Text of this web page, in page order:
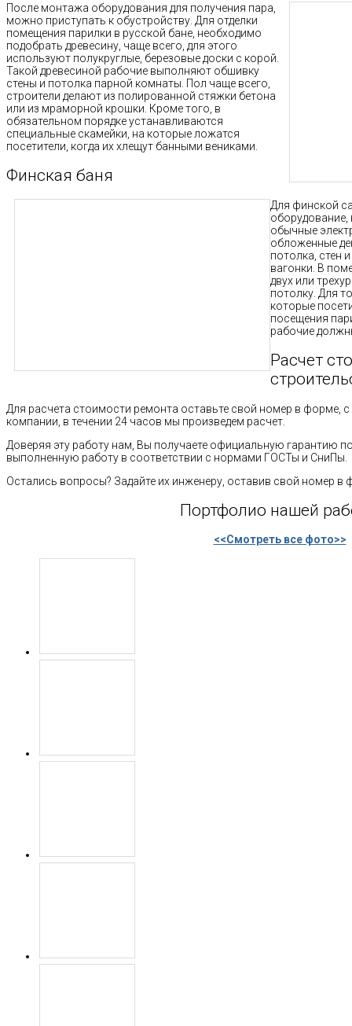
После монтажа оборудования для получения пара,
можно приступать к обустройству. Для отделки
помещения парилки в русской бане, необходимо
подобрать древесину, чаще всего, для этого
используют полукруглые, березовые доски с корой.
Такой древесиной рабочие выполняют обшивку
стены и потолка парной комнаты. Пол чаще всего,
строители делают из полированной стяжки бетона
или из мраморной крошки. Кроме того, в
обязательном порядке устанавливаются
специальные скамейки, на которые ложатся
посетители, когда их хлещут банными вениками.
Финская баня
Для финской
оборудование,
обычные
обложенные
потолка, стен
вагонки. В
двух или
потолку. Для
которые
посещения
рабочие
Расчет
Для расчета стоимости ремонта оставьте свой номер в форме,
компании, в течении 24 часов мы произведем расчет.
Доверяя эту работу нам, Вы получаете официальную гарантию
выполненную работу в соответствии с нормами ГОСТы и СниПы.
Остались вопросы? Задайте их инженеру, оставив свой номер в
Портфолио нашей
<<Смотреть все фото>>